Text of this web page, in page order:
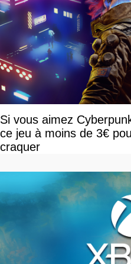
Si vous aimez
ce jeu à moins de 3€
craquer